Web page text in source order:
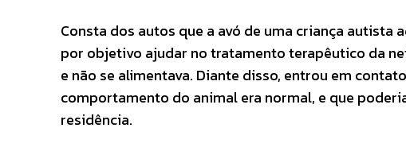
Consta dos autos que a avó de uma criança
por objetivo ajudar no tratamento terapêutico da
e não se alimentava. Diante disso, entrou em
comportamento do animal era normal, e que
residência.